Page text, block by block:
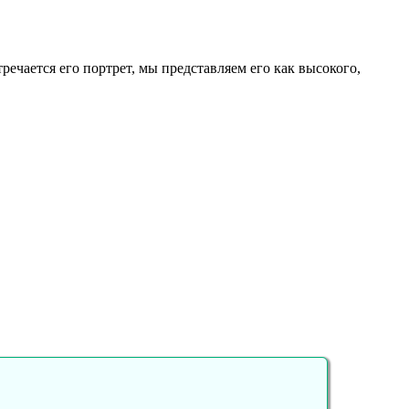
его портрет, мы представляем его как высокого,